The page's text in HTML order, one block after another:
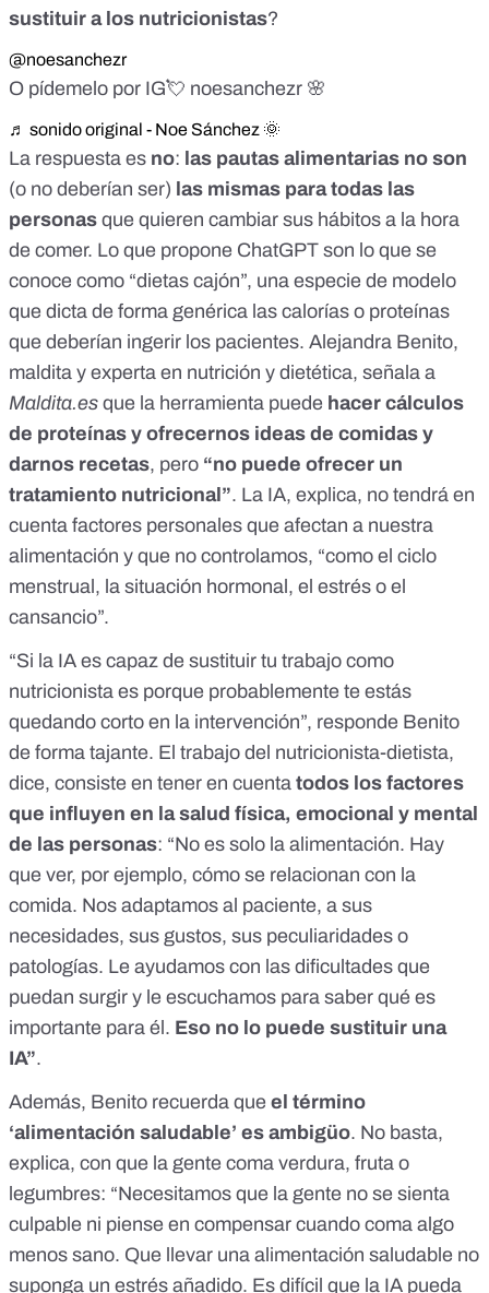
sustituir a los nutricionistas?
@noesanchezr
O pídemelo por IG💘 noesanchezr 🌸
♬ sonido original - Noe Sánchez 🌞
La respuesta es no: las pautas alimentarias no son
(o no deberían ser) las mismas para todas las
personas que quieren cambiar sus hábitos a la hora
de comer. Lo que propone ChatGPT son lo que se
conoce como “dietas cajón”, una especie de modelo
que dicta de forma genérica las calorías o proteínas
que deberían ingerir los pacientes. Alejandra Benito,
maldita y experta en nutrición y dietética, señala a
Maldita.es que la herramienta puede hacer cálculos
de proteínas y ofrecernos ideas de comidas y
darnos recetas, pero “no puede ofrecer un
tratamiento nutricional”. La IA, explica, no tendrá en
cuenta factores personales que afectan a nuestra
alimentación y que no controlamos, “como el ciclo
menstrual, la situación hormonal, el estrés o el
cansancio”.
“Si la IA es capaz de sustituir tu trabajo como
nutricionista es porque probablemente te estás
quedando corto en la intervención”, responde Benito
de forma tajante. El trabajo del nutricionista-dietista,
dice, consiste en tener en cuenta todos los factores
que influyen en la salud física, emocional y mental
de las personas: “No es solo la alimentación. Hay
que ver, por ejemplo, cómo se relacionan con la
comida. Nos adaptamos al paciente, a sus
necesidades, sus gustos, sus peculiaridades o
patologías. Le ayudamos con las dificultades que
puedan surgir y le escuchamos para saber qué es
importante para él. Eso no lo puede sustituir una
IA”.
Además, Benito recuerda que el término
‘alimentación saludable’ es ambigüo. No basta,
explica, con que la gente coma verdura, fruta o
legumbres: “Necesitamos que la gente no se sienta
culpable ni piense en compensar cuando coma algo
menos sano. Que llevar una alimentación saludable no
suponga un estrés añadido. Es difícil que la IA pueda